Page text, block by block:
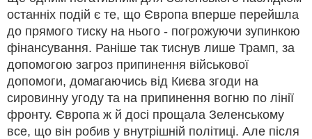
останніх подій є те, що Європа вперше перейшла
до прямого тиску на нього - погрожуючи зупинкою
фінансування. Раніше так тиснув лише Трамп, за
допомогою загроз припинення військової
допомоги, домагаючись від Києва згоди на
сировинну угоду та на припинення вогню по лінії
фронту. Європа ж й досі прощала Зеленському
все, що він робив у внутрішній політиці. Але після